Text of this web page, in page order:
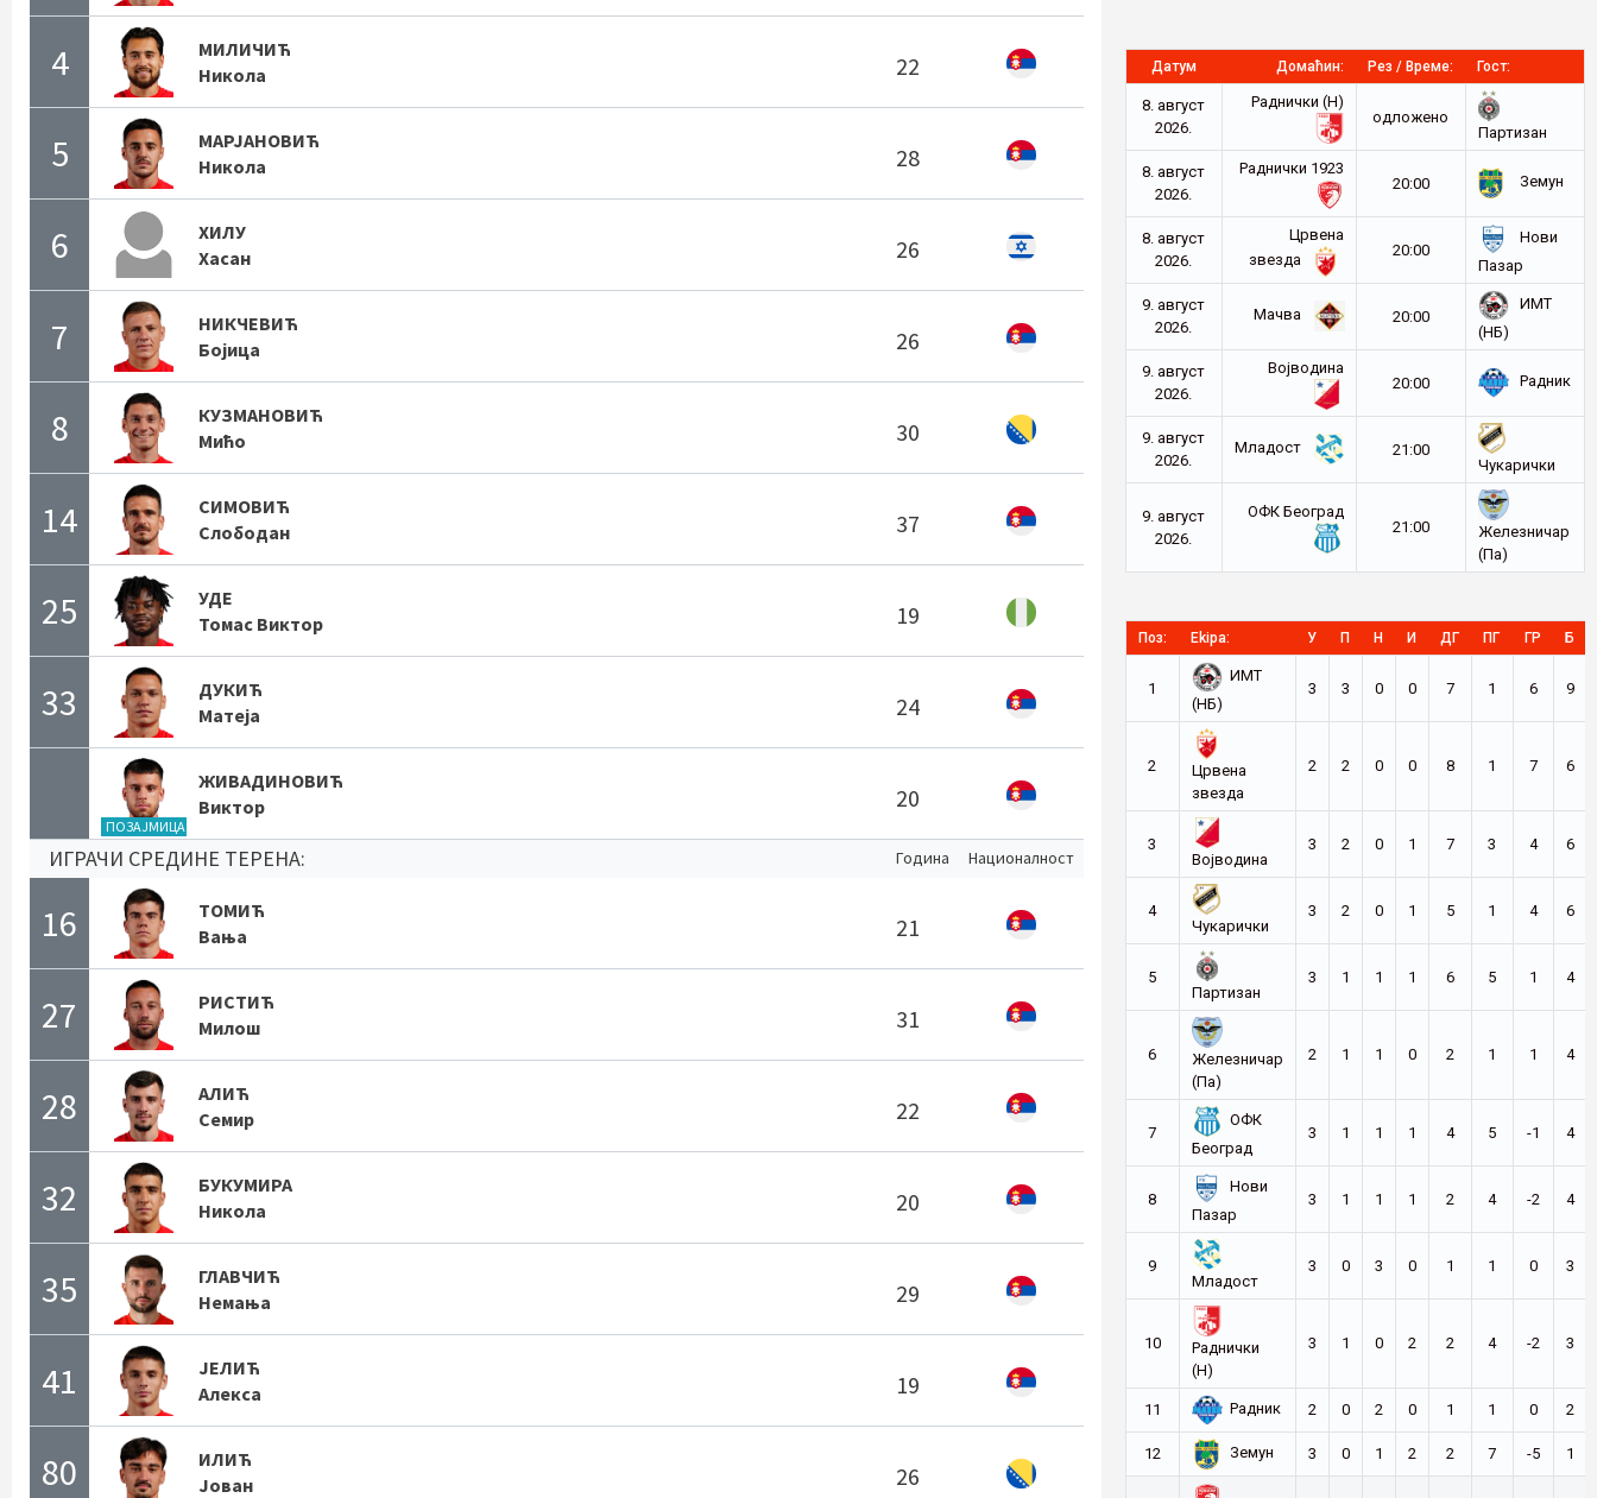
4
МИЛИЧИЋ
Никола
22
5
МАРЈАНОВИЋ
Никола
28
6
ХИЛУ
Хасан
26
7
НИКЧЕВИЋ
Бојица
26
8
КУЗМАНОВИЋ
Мићо
30
14
СИМОВИЋ
Слободан
37
25
УДЕ
Томас Виктор
19
33
ДУКИЋ
Матеја
24
ПОЗАЈМИЦА
ЖИВАДИНОВИЋ
Виктор
20
ИГРАЧИ СРЕДИНЕ ТЕРЕНА: Година Националност
16
ТОМИЋ
Вања
21
27
РИСТИЋ
Милош
31
28
АЛИЋ
Семир
22
32
БУКУМИРА
Никола
20
35
ГЛАВЧИЋ
Немања
29
41
ЈЕЛИЋ
Алекса
19
80
ИЛИЋ
Јован
26
Датум Домаћин: Рез / Време: Гост:
8. август
2026.
Раднички (Н)
oдложено
Партизан
8. август
2026.
Раднички 1923
20:00
Земун
8. август
2026.
Црвена
звезда
20:00
Нови
Пазар
9. август
2026.
Мачва 20:00
ИМТ
(НБ)
9. август
2026.
Војводина
20:00
Радник
9. август
2026.
Младост
21:00
Чукарички
9. август
2026.
ОФК Београд
21:00
Железничар
(Па)
Поз: Ekipa: У П Н И ДГ ПГ ГР Б
1
ИМТ
(НБ)
3 3 0 0 7 1 6 9
2
Црвена
звезда
2 2 0 0 8 1 7 6
3
Војводина
3 2 0 1 7 3 4 6
4
Чукарички
3 2 0 1 5 1 4 6
5
Партизан
3 1 1 1 6 5 1 4
6
Железничар
(Па)
2 1 1 0 2 1 1 4
7
ОФК
Београд
3 1 1 1 4 5 -1 4
8
Нови
Пазар
3 1 1 1 2 4 -2 4
9
Младост
3 0 3 0 1 1 0 3
10
Раднички
(Н)
3 1 0 2 2 4 -2 3
11 Радник 2 0 2 0 1 1 0 2
12 Земун 3 0 1 2 2 7 -5 1